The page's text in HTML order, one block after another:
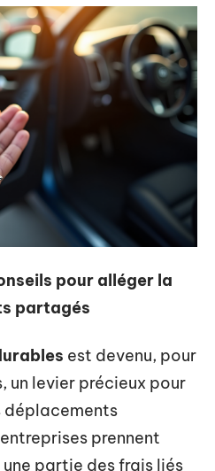
pour alléger la
partagés
est devenu, pour
un levier précieux pour
déplacements
prennent
partie des frais liés